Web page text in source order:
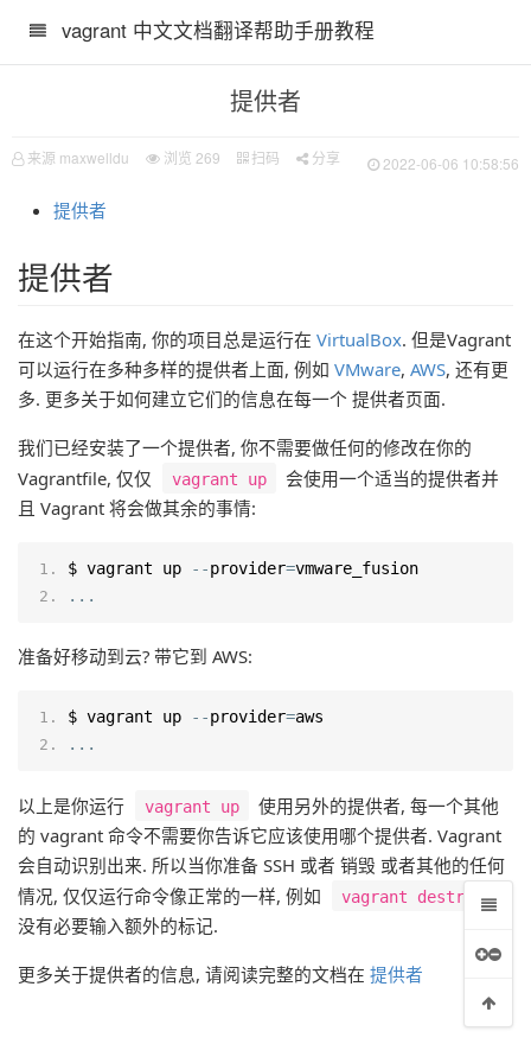
vagrant 中文文档翻译帮助手册教程
提供者
来源 maxwelldu 浏览 269 扫码 分享 2022-06-06 10:58:56
提供者
提供者
在这个开始指南, 你的项目总是运行在 VirtualBox. 但是Vagrant
可以运行在多种多样的提供者上面, 例如 VMware, AWS, 还有更
多. 更多关于如何建立它们的信息在每一个 提供者页面.
我们已经安装了一个提供者, 你不需要做任何的修改在你的
Vagrantfile, 仅仅
vagrant up
会使用一个适当的提供者并
且 Vagrant 将会做其余的事情:
$ vagrant up --provider=vmware_fusion
...
准备好移动到云? 带它到 AWS:
$ vagrant up --provider=aws
...
以上是你运行 vagrant up
使用另外的提供者, 每一个其他
的 vagrant 命令不需要你告诉它应该使用哪个提供者. Vagrant
会自动识别出来. 所以当你准备 SSH 或者 销毁 或者其他的任何
情况, 仅仅运行命令像正常的一样, 例如
vagrant destroy
没有必要输入额外的标记.
更多关于提供者的信息, 请阅读完整的文档在 提供者